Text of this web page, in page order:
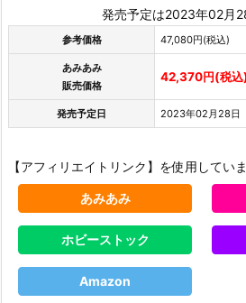
発売予定は2023年02月
参考価格 47,080円(税込)
あみあみ
販売価格
42,370円(税込
発売予定日 2023年02月28日
【アフィリエイトリンク】を使用してい
あみあみ
ホビーストック
Amazon